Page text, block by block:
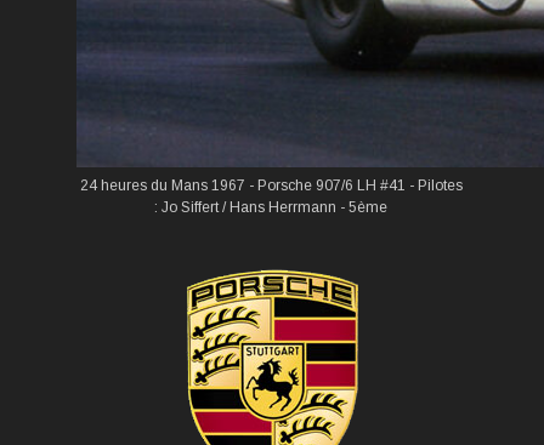
24 heures du Mans 1967 - Porsche 907/6 LH #41 - Pilotes
: Jo Siffert / Hans Herrmann - 5ème